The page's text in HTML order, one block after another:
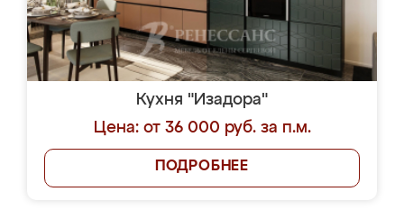
Кухня "Изадора"
Цена: от 36 000 руб. за п.м.
ПОДРОБНЕЕ